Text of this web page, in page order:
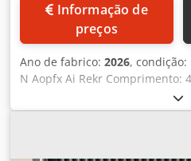
preços
Ano de fabrico: 2026, condição:
N Aopfx Ai Rekr Comprimento: